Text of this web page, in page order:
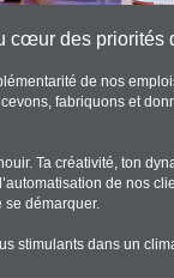
cœur des priorités
de nos
fabriquons et
Ta créativité, ton
de nos
se démarquer.
stimulants dans un